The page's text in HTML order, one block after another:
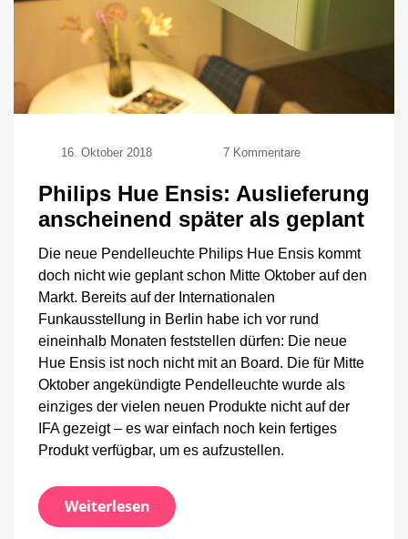
16. Oktober 2018 7 Kommentarezu
Hue
Ensis:
Auslieferung
später
als
Philips Hue Ensis: Auslieferung
anscheinend später als geplant
Die neue Pendelleuchte Philips Hue Ensis kommt
doch nicht wie geplant schon Mitte Oktober auf den
Markt. Bereits auf der Internationalen
Funkausstellung in Berlin habe ich vor rund
eineinhalb Monaten feststellen dürfen: Die neue
Hue Ensis ist noch nicht mit an Board. Die für Mitte
Oktober angekündigte Pendelleuchte wurde als
einziges der vielen neuen Produkte nicht auf der
IFA gezeigt – es war einfach noch kein fertiges
Produkt verfügbar, um es aufzustellen.
Weiterlesen